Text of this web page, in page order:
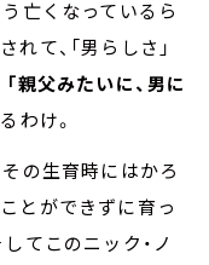
亡くなっているら
て、「男らしさ」
「親父みたいに、男に
わけ。
の生育時にはかろ
とができずに育っ
てこのニック・ノ